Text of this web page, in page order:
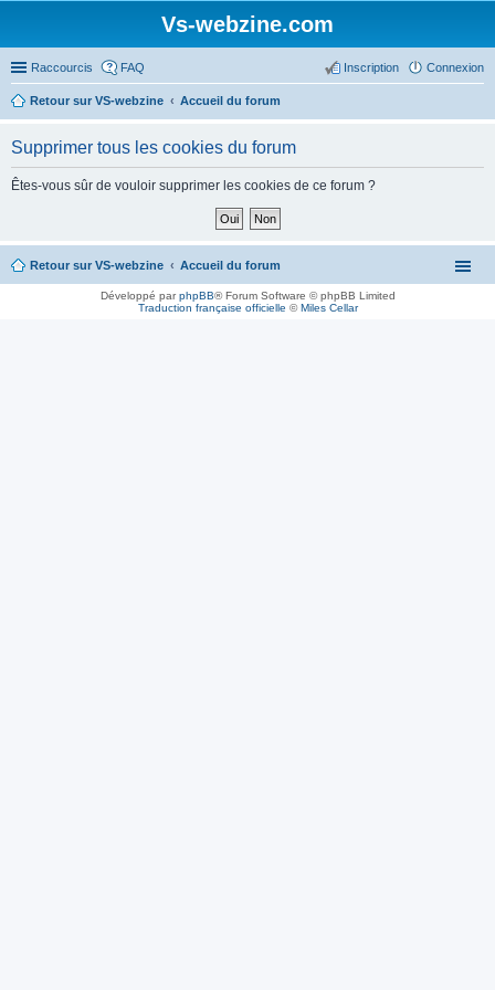
Vs-webzine.com
Raccourcis FAQ Connexion
Inscription
Retour sur VS-webzine Accueil du forum
Supprimer tous les cookies du forum
Êtes-vous sûr de vouloir supprimer les cookies de ce forum ?
Retour sur VS-webzine Accueil du forum
Développé parphpBB® Forum Software © phpBB Limited
Traduction française officielle ©Miles Cellar